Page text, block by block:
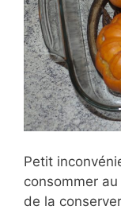
Petit
consommer
de la